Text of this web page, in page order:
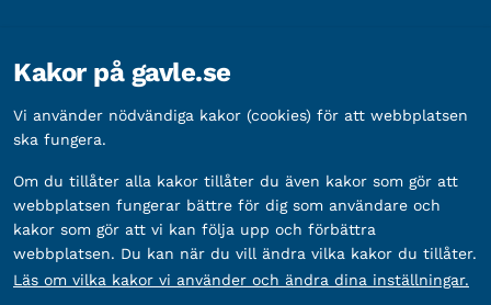
Organisationsnummer: 212000-2338
Bankgironummer: 5888-2333
Kakor på gavle.se
Vi använder nödvändiga kakor (cookies) för att webbplatsen
ska fungera.
Om du tillåter alla kakor tillåter du även kakor som gör att
webbplatsen fungerar bättre för dig som användare och
kakor som gör att vi kan följa upp och förbättra
webbplatsen. Du kan när du vill ändra vilka kakor du tillåter.
Läs om vilka kakor vi använder och ändra dina inställningar.